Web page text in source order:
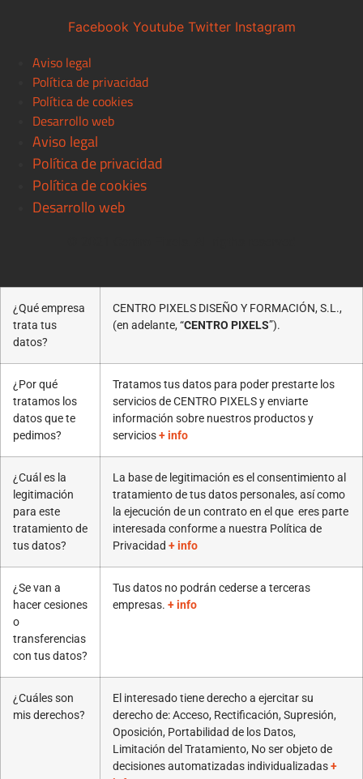
Facebook Youtube Twitter Instagram
Aviso legal
Política de privacidad
Política de cookies
Desarrollo web
Aviso legal
Política de privacidad
Política de cookies
Desarrollo web
¿Qué empresa
trata tus
datos?
CENTRO PIXELS DISEÑO Y FORMACIÓN, S.L.,
(en adelante, “CENTRO PIXELS”).
¿Por qué
tratamos los
datos que te
pedimos?
Tratamos tus datos para poder prestarte los
servicios de CENTRO PIXELS y enviarte
información sobre nuestros productos y
servicios+ info
¿Cuál es la
legitimación
para este
tratamiento de
tus datos?
La base de legitimación es el consentimiento al
tratamiento de tus datos personales, así como
la ejecución de un contrato en el que eres parte
interesada conforme a nuestra Política de
Privacidad + info
¿Se van a
hacer cesiones
o
transferencias
con tus datos?
Tus datos no podrán cederse a terceras
empresas. + info
¿Cuáles son
mis derechos?
El interesado tiene derecho a ejercitar su
derecho de: Acceso, Rectificación, Supresión,
Oposición, Portabilidad de los Datos,
Limitación del Tratamiento, No ser objeto de
decisiones automatizadas individualizadas+